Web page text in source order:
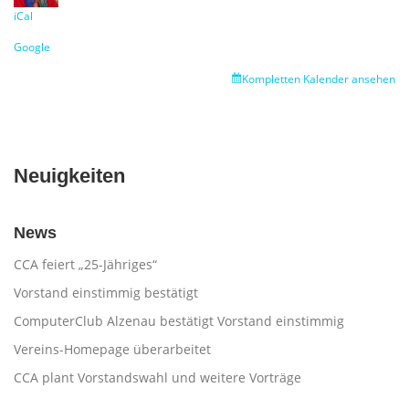
iCal
Google
Kompletten Kalender ansehen
Neuigkeiten
News
CCA feiert „25-Jähriges“
Vorstand einstimmig bestätigt
ComputerClub Alzenau bestätigt Vorstand einstimmig
Vereins-Homepage überarbeitet
CCA plant Vorstandswahl und weitere Vorträge